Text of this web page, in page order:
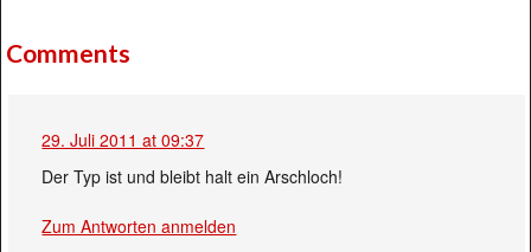
Comments
29. Juli 2011 at 09:37
Der Typ ist und bleibt halt ein Arschloch!
Zum Antworten anmelden